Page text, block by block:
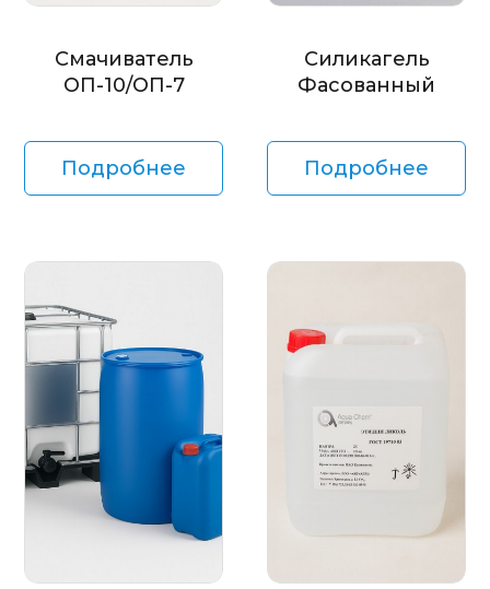
Смачиватель
ОП-10/ОП-7
Подробнее
Силикагель
Фасованный
Подробнее